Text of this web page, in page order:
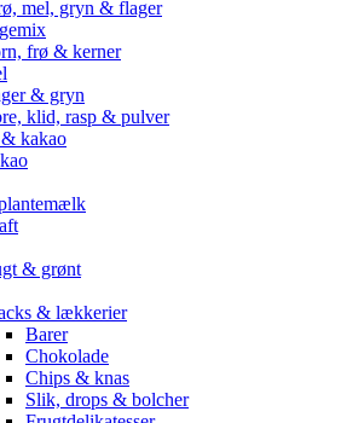
mel, gryn & flager
frø & kerner
& gryn
klid, rasp & pulver
kakao
& grønt
& lækkerier
Barer
Chokolade
Chips & knas
Slik, drops & bolcher